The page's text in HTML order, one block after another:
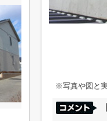
※写真や図と